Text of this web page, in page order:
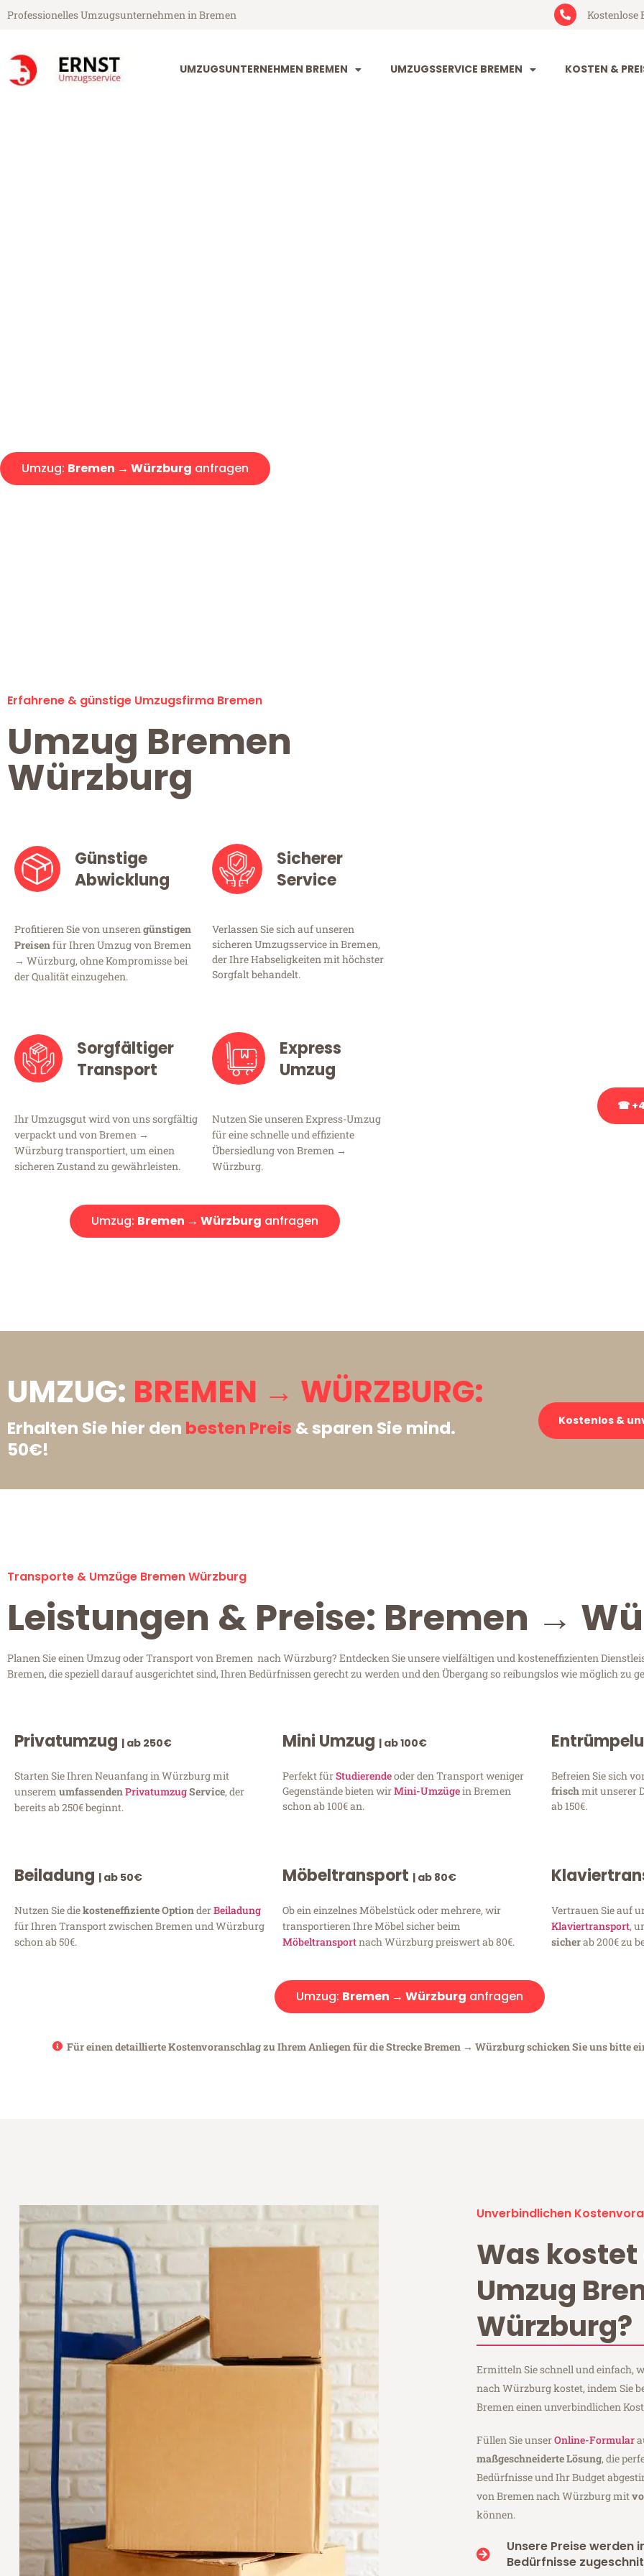
Professionelles Umzugsunternehmen in Bremen Kostenlose
UMZUGSUNTERNEHMEN BREMEN UMZUGSSERVICE BREMEN KOSTEN &
Umzug: Bremen → Würzburg anfragen
Erfahrene & günstige Umzugsfirma Bremen
Umzug Bremen
Würzburg
Günstige
Abwicklung
Profitieren Sie von unserengünstigen
Preisenfür Ihren Umzug von Bremen
→ Würzburg, ohne Kompromisse bei
der Qualität einzugehen.
Sicherer
Service
Verlassen Sie sich auf unseren
sicheren Umzugsservice in Bremen,
der Ihre Habseligkeiten mit höchster
Sorgfalt behandelt.
Sorgfältiger
Transport
Ihr Umzugsgut wird von uns sorgfältig
verpackt und von Bremen →
Würzburg transportiert, um einen
sicheren Zustand zu gewährleisten.
Express
Umzug
Nutzen Sie unseren Express-Umzug
für eine schnelle und effiziente
Übersiedlung von Bremen →
Würzburg.
Umzug: Bremen → Würzburg anfragen
☎
UMZUG: BREMEN → WÜRZBURG:
Erhalten Sie hier den besten Preis & sparen Sie mind.
50€!
Kostenlos &
Transporte & Umzüge Bremen Würzburg
Leistungen & Preise: Bremen →
Planen Sie einen Umzug oder Transport von Bremen nach Würzburg? Entdecken Sie unsere vielfältigen und kosteneffizienten
Bremen, die speziell darauf ausgerichtet sind, Ihren Bedürfnissen gerecht zu werden und den Übergang so reibungslos wie möglich zu
Privatumzug | ab 250€
Starten Sie Ihren Neuanfang in Würzburg mit
unserem umfassendenPrivatumzugService, der
bereits ab 250€ beginnt.
Mini Umzug | ab 100€
Perfekt fürStudierendeoder den Transport weniger
Gegenstände bieten wirMini-Umzügein Bremen
schon ab 100€ an.
Befreien Sie sich
frischmit unserer
ab 150€.
Beiladung | ab 50€
Nutzen Sie diekosteneffiziente OptionderBeiladung
für Ihren Transport zwischen Bremen und Würzburg
schon ab 50€.
Möbeltransport | ab 80€
Ob ein einzelnes Möbelstück oder mehrere, wir
transportieren Ihre Möbel sicher beim
Möbeltransportnach Würzburg preiswert ab 80€.
Vertrauen Sie auf
Klaviertransport,
sicherab 200€ zu
Umzug: Bremen → Würzburg anfragen
Für einen detaillierte Kostenvoranschlag zu Ihrem Anliegen für die Strecke Bremen → Würzburg schicken Sie uns bitte
Unverbindlichen
Was kostet
Umzug
Würzburg?
Ermitteln Sie schnell und einfach,
nach Würzburg kostet, indem Sie
Bremen einen unverbindlichen
Füllen Sie unserOnline-Formular
maßgeschneiderte Lösung, die
Bedürfnisse und Ihr Budget
von Bremen nach Würzburg mit
können.
Unsere Preise werden
Bedürfnisse